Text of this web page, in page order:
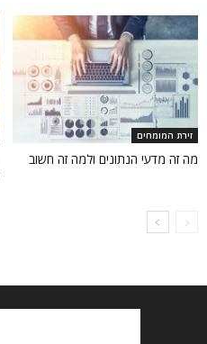
זירת המומחים
מה זה מדעי הנתונים ולמה זה חשוב